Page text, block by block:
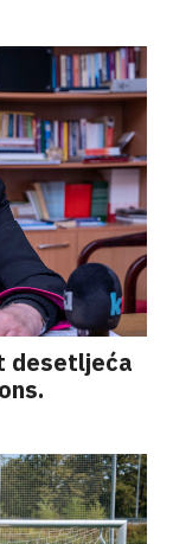
desetljeća